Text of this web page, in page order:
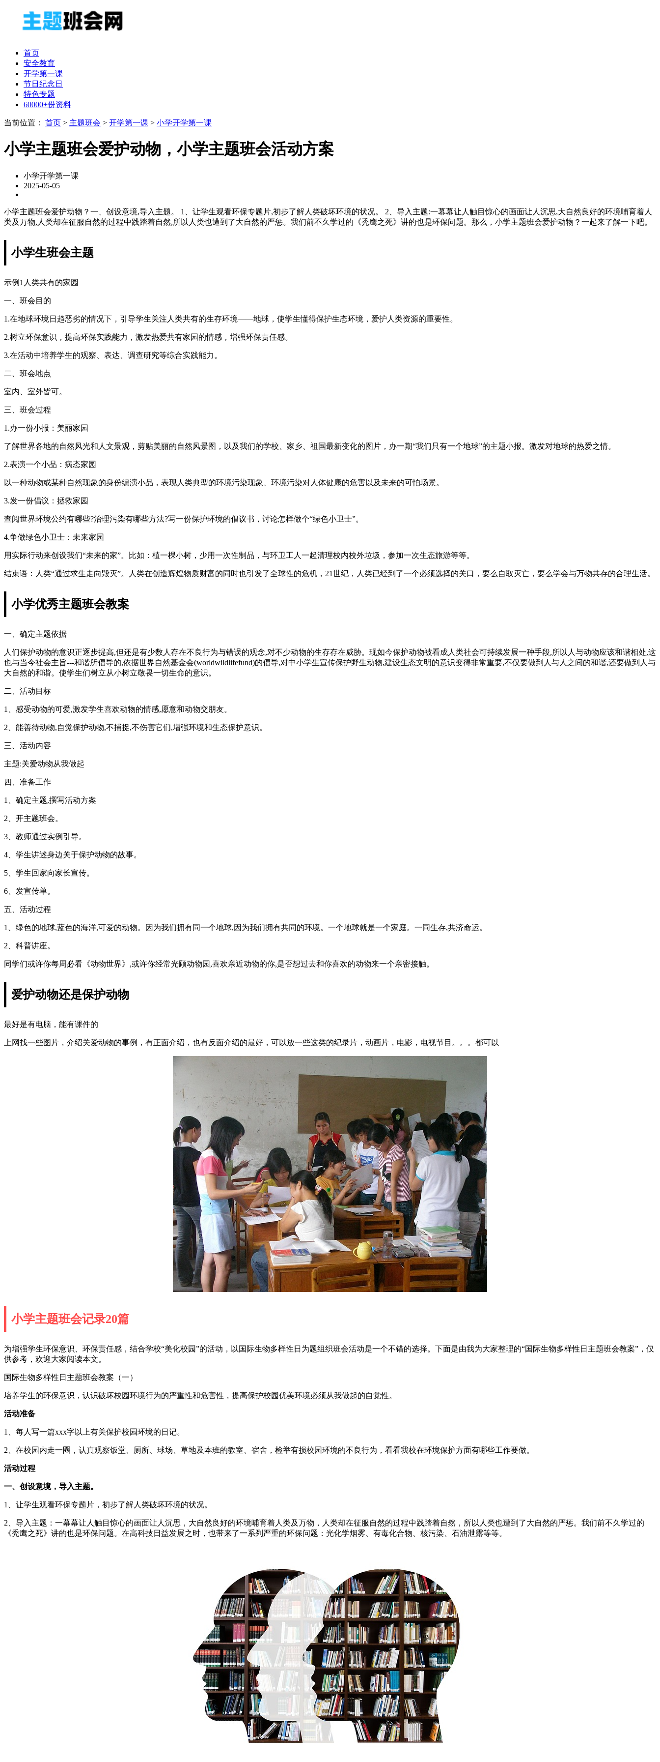
首页
安全教育
开学第一课
节日纪念日
特色专题
60000+份资料
当前位置： 首页 > 主题班会 > 开学第一课 > 小学开学第一课
小学主题班会爱护动物，小学主题班会活动方案
小学开学第一课
2025-05-05
小学主题班会爱护动物？一、创设意境,导入主题。 1、让学生观看环保专题片,初步了解人类破坏环境的状况。 2、导入主题:一幕幕让人触目惊心的画面让人沉思,大自然良好的环境哺育着人
类及万物,人类却在征服自然的过程中践踏着自然,所以人类也遭到了大自然的严惩。我们前不久学过的《秃鹰之死》讲的也是环保问题。那么，小学主题班会爱护动物？一起来了解一下吧。
小学生班会主题
示例1人类共有的家园
一、班会目的
1.在地球环境日趋恶劣的情况下，引导学生关注人类共有的生存环境——地球，使学生懂得保护生态环境，爱护人类资源的重要性。
2.树立环保意识，提高环保实践能力，激发热爱共有家园的情感，增强环保责任感。
3.在活动中培养学生的观察、表达、调查研究等综合实践能力。
二、班会地点
室内、室外皆可。
三、班会过程
1.办一份小报：美丽家园
了解世界各地的自然风光和人文景观，剪贴美丽的自然风景图，以及我们的学校、家乡、祖国最新变化的图片，办一期“我们只有一个地球”的主题小报。激发对地球的热爱之情。
2.表演一个小品：病态家园
以一种动物或某种自然现象的身份编演小品，表现人类典型的环境污染现象、环境污染对人体健康的危害以及未来的可怕场景。
3.发一份倡议：拯救家园
查阅世界环境公约有哪些?治理污染有哪些方法?写一份保护环境的倡议书，讨论怎样做个“绿色小卫士”。
4.争做绿色小卫士：未来家园
用实际行动来创设我们“未来的家”。比如：植一棵小树，少用一次性制品，与环卫工人一起清理校内校外垃圾，参加一次生态旅游等等。
结束语：人类“通过求生走向毁灭”。人类在创造辉煌物质财富的同时也引发了全球性的危机，21世纪，人类已经到了一个必须选择的关口，要么自取灭亡，要么学会与万物共存的合理生活。
小学优秀主题班会教案
一、确定主题依据
人们保护动物的意识正逐步提高,但还是有少数人存在不良行为与错误的观念,对不少动物的生存存在威胁。现如今保护动物被看成人类社会可持续发展一种手段,所以人与动物应该和谐相处,这
也与当今社会主旨---和谐所倡导的,依据世界自然基金会(worldwildlifefund)的倡导,对中小学生宣传保护野生动物,建设生态文明的意识变得非常重要,不仅要做到人与人之间的和谐,还要做到人与
大自然的和谐。使学生们树立从小树立敬畏一切生命的意识。
二、活动目标
1、感受动物的可爱,激发学生喜欢动物的情感,愿意和动物交朋友。
2、能善待动物,自觉保护动物,不捕捉,不伤害它们,增强环境和生态保护意识。
三、活动内容
主题:关爱动物从我做起
四、准备工作
1、确定主题,撰写活动方案
2、开主题班会。
3、教师通过实例引导。
4、学生讲述身边关于保护动物的故事。
5、学生回家向家长宣传。
6、发宣传单。
五、活动过程
1、绿色的地球,蓝色的海洋,可爱的动物。因为我们拥有同一个地球,因为我们拥有共同的环境。一个地球就是一个家庭。一同生存,共济命运。
2、科普讲座。
同学们或许你每周必看《动物世界》,或许你经常光顾动物园,喜欢亲近动物的你,是否想过去和你喜欢的动物来一个亲密接触。
爱护动物还是保护动物
最好是有电脑，能有课件的
上网找一些图片，介绍关爱动物的事例，有正面介绍，也有反面介绍的最好，可以放一些这类的纪录片，动画片，电影，电视节目。。。都可以
小学主题班会记录20篇
为增强学生环保意识、环保责任感，结合学校“美化校园”的活动，以国际生物多样性日为题组织班会活动是一个不错的选择。下面是由我为大家整理的“国际生物多样性日主题班会教案”，仅
供参考，欢迎大家阅读本文。
国际生物多样性日主题班会教案（一）
培养学生的环保意识，认识破坏校园环境行为的严重性和危害性，提高保护校园优美环境必须从我做起的自觉性。
活动准备
1、每人写一篇xxx字以上有关保护校园环境的日记。
2、在校园内走一圈，认真观察饭堂、厕所、球场、草地及本班的教室、宿舍，检举有损校园环境的不良行为，看看我校在环境保护方面有哪些工作要做。
活动过程
一、创设意境，导入主题。
1、让学生观看环保专题片，初步了解人类破坏环境的状况。
2、导入主题：一幕幕让人触目惊心的画面让人沉思，大自然良好的环境哺育着人类及万物，人类却在征服自然的过程中践踏着自然，所以人类也遭到了大自然的严惩。我们前不久学过的
《秃鹰之死》讲的也是环保问题。在高科技日益发展之时，也带来了一系列严重的环保问题：光化学烟雾、有毒化合物、核污染、石油泄露等等。